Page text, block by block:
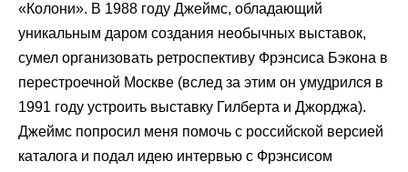
«Колони». В 1988 году Джеймс, обладающий
уникальным даром создания необычных выставок,
сумел организовать ретроспективу Фрэнсиса Бэкона в
перестроечной Москве (вслед за этим он умудрился в
1991 году устроить выставку Гилберта и Джорджа).
Джеймс попросил меня помочь с российской версией
каталога и подал идею интервью с Фрэнсисом